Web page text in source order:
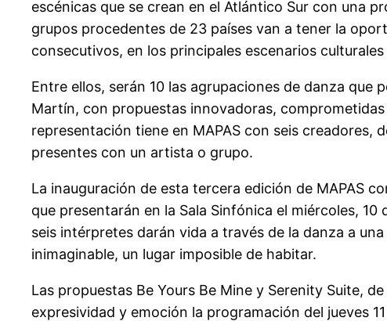
escénicas que se crean en el Atlántico Sur con una
grupos procedentes de 23 países van a tener la
consecutivos, en los principales escenarios
Entre ellos, serán 10 las agrupaciones de danza
Martín, con propuestas innovadoras,
representación tiene en MAPAS con seis creadores,
presentes con un artista o grupo.
La inauguración de esta tercera edición de MAPAS
que presentarán en la Sala Sinfónica el miércoles,
seis intérpretes darán vida a través de la danza a
inimaginable, un lugar imposible de habitar.
Las propuestas Be Yours Be Mine y Serenity Suite,
expresividad y emoción la programación del jueves